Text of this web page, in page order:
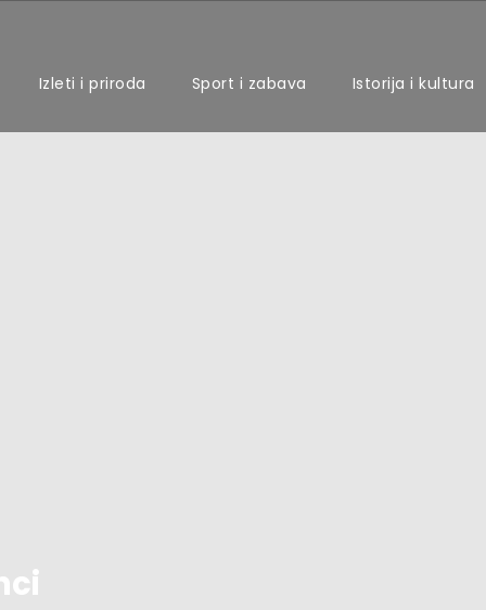
Izleti i priroda Sport i zabava Istorija i kultura